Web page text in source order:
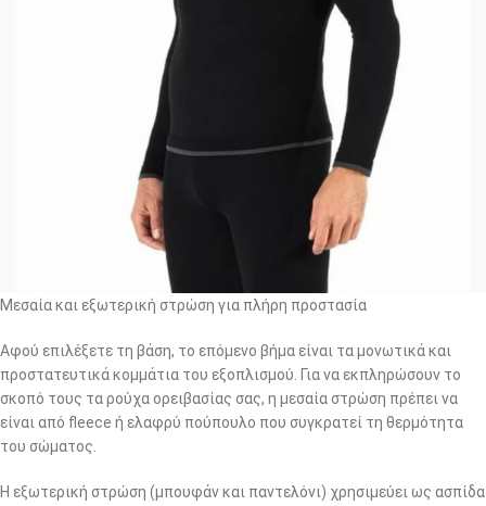
Μεσαία και εξωτερική στρώση για πλήρη προστασία
Αφού επιλέξετε τη βάση, το επόμενο βήμα είναι τα μονωτικά και
προστατευτικά κομμάτια του εξοπλισμού. Για να εκπληρώσουν το
σκοπό τους τα ρούχα ορειβασίας σας, η μεσαία στρώση πρέπει να
είναι από fleece ή ελαφρύ πούπουλο που συγκρατεί τη θερμότητα
του σώματος.
Η εξωτερική στρώση (μπουφάν και παντελόνι) χρησιμεύει ως ασπίδα